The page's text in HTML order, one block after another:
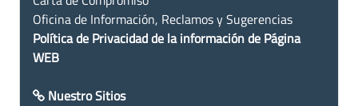
Oficina de Información, Reclamos y Sugerencias
Política de Privacidad de la información de Página
WEB
Nuestro Sitios